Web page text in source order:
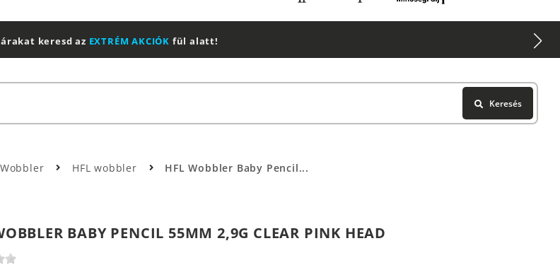
Aero Technium +LeathermanMultitool
Keresés
Wobbler HFL wobbler HFL Wobbler Baby Pencil...
BABY PENCIL 55MM 2,9G CLEAR PINK HEAD